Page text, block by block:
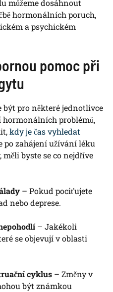
můžeme dosáhnout
hormonálních poruch,
a psychickém
pomoc při
být pro některé jednotlivce
problémů,
kdy je čas vyhledat
po zahájení užívání léku
byste se co nejdříve
– Pokud pociťujete
nebo deprese.
– Jakékoli
se objevují v oblasti
cyklus – Změny v
být známkou